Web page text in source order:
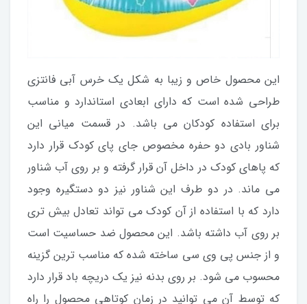
این محصول خاص و زیبا به شکل یک خرس آبی فانتزی
طراحی شده است که دارای ابعادی استاندارد و مناسب
برای استفاده کودکان می باشد. در قسمت میانی این
شناور بادی دو حفره مخصوص جای پای کودک قرار دارد
که پاهای کودک در داخل آن قرار گرفته و بر روی آب شناور
می ماند. در دو طرف این شناور نیز دو دستگیره وجود
دارد که با استفاده از آن کودک می تواند تعادل بیش تری
بر روی آب داشته باشد. این محصول ضد حساسیت است
و از جنس پی وی سی ساخته شده که مناسب ترین گزینه
محسوب می شود. بر روی بدنه نیز یک دریچه باد قرار دارد
که توسط آن می توانید در زمان کوتاهی محصول را راه